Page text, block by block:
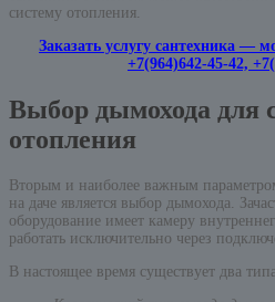
систему отопления.
Заказать услугу сантехника —
+7(964)642-45-42,
Выбор дымохода для
отопления
Вторым и наиболее важным
на даче является выбор дымохода.
оборудование имеет камеру
работать исключительно через
В настоящее время существует два